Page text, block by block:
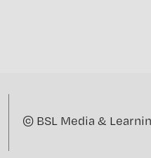
© BSL Media &